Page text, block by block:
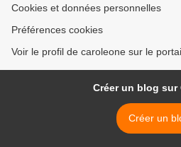
Cookies et données personnelles
Préférences cookies
Voir le profil de caroleone sur le
Créer un blog sur
Créer un